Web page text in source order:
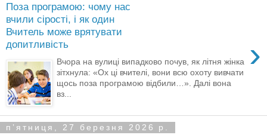
Поза програмою: чому нас
вчили сірості, і як один
Вчитель може врятувати
допитливість
›
Вчора на вулиці випадково почув, як літня жінка
зітхнула: «Ох ці вчителі, вони всю охоту вивчати
щось поза програмою відбили…». Далі вона
вз...
пʼятниця, 27 березня 2026 р.